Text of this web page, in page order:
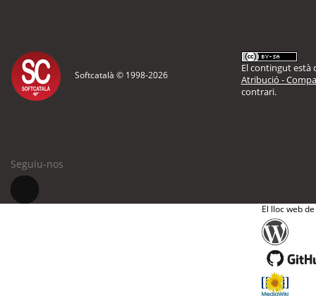
Softcatalà © 1998-2026
El contingut està
Atribució -
contrari.
Seguiu-nos
El lloc web